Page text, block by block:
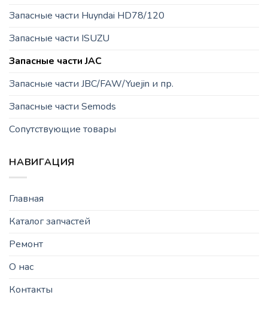
Запасные части Huyndai HD78/120
Запасные части ISUZU
Запасные части JAC
Запасные части JBC/FAW/Yuejin и пр.
Запасные части Semods
Сопутствующие товары
НАВИГАЦИЯ
Главная
Каталог запчастей
Ремонт
О нас
Контакты